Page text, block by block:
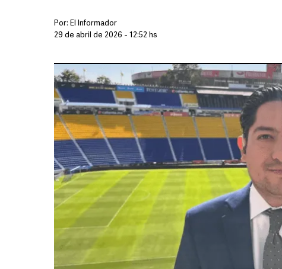
Por: El Informador
29 de abril de 2026 - 12:52 hs